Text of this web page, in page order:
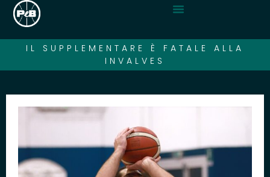
IL SUPPLEMENTARE È FATALE ALLA
INVALVES